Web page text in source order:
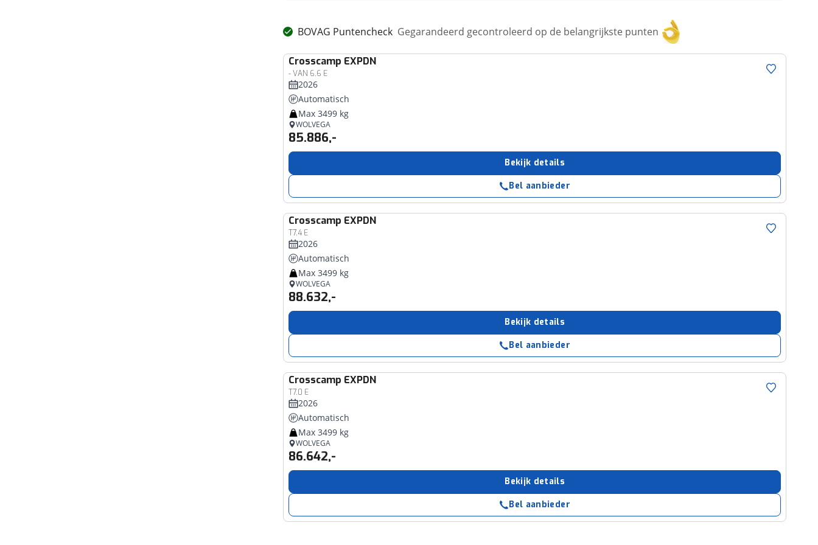
BOVAG Puntencheck Gegarandeerd gecontroleerd op de belangrijkste punten
Crosscamp EXPDN
- VAN 6.6 E
2026
Automatisch
Max 3499 kg
WOLVEGA
85.886,-
Bekijk details
Bel aanbieder
Crosscamp EXPDN
T7.4 E
2026
Automatisch
Max 3499 kg
WOLVEGA
88.632,-
Bekijk details
Bel aanbieder
Crosscamp EXPDN
T7.0 E
2026
Automatisch
Max 3499 kg
WOLVEGA
86.642,-
Bekijk details
Bel aanbieder